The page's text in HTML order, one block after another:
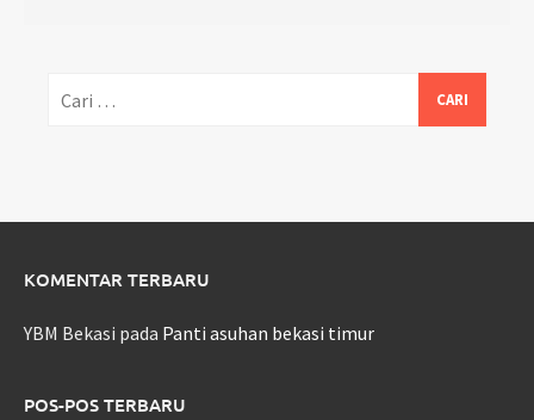
untuk:
KOMENTAR TERBARU
YBM Bekasi pada Panti asuhan bekasi timur
POS-POS TERBARU